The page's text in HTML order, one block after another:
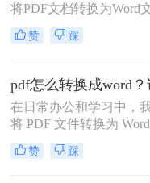
将PDF文档转换为Word
辑和修改。那么pdf怎么
呢？本文将介绍三种实用
缺点和适用场景，希望
最适合自己的转换方式
赞 踩
在日常办公和学习中，
将 PDF 文件转换为
辑或修改。然而，PDF
读”特性使得直接编辑变
赞 踩